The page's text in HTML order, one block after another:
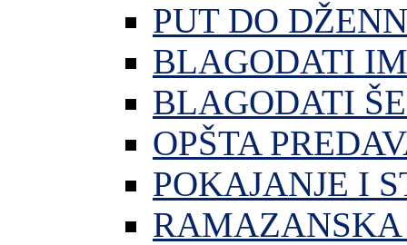
PUT DO
BLAGODATI
BLAGODATI
OPŠTA
POKAJANJE I
RAMAZANSKA